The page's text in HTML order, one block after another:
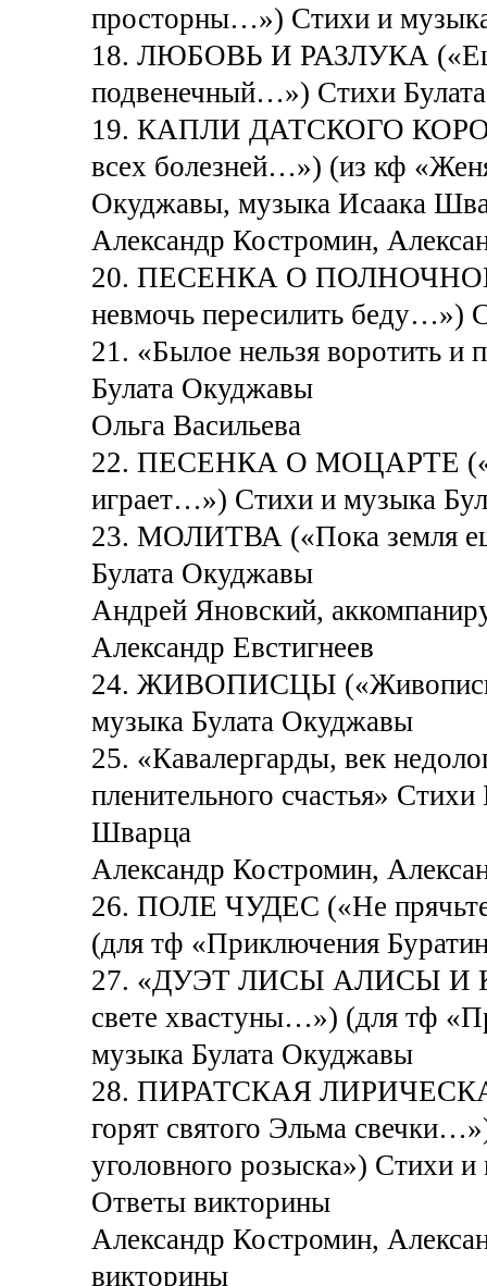
просторны…») Стихи и
18. ЛЮБОВЬ И РАЗЛУКА
подвенечный…») Стихи
19. КАПЛИ ДАТСКОГО КОРОЛЯ
всех болезней…») (из кф
Окуджавы, музыка Исаака
Александр Костромин,
20. ПЕСЕНКА О
невмочь пересилить беду…»)
21. «Былое нельзя воротить
Булата Окуджавы
Ольга Васильева
22. ПЕСЕНКА О МОЦАРТЕ
играет…») Стихи и музыка
23. МОЛИТВА («Пока земля
Булата Окуджавы
Андрей Яновский,
Александр Евстигнеев
24. ЖИВОПИСЦЫ
музыка Булата Окуджавы
25. «Кавалергарды, век
пленительного счастья»
Шварца
Александр Костромин,
26. ПОЛЕ ЧУДЕС («Не
(для тф «Приключения
27. «ДУЭТ ЛИСЫ АЛИСЫ И
свете хвастуны…») (для тф
музыка Булата Окуджавы
28. ПИРАТСКАЯ ЛИРИЧЕСКАЯ
горят святого Эльма
уголовного розыска») Стихи
Ответы викторины
Александр Костромин,
викторины